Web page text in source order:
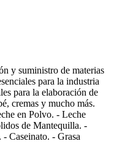
y suministro de materias
para la industria
para la elaboración de
cremas y mucho más.
en Polvo. - Leche
de Mantequilla. -
Caseinato. - Grasa